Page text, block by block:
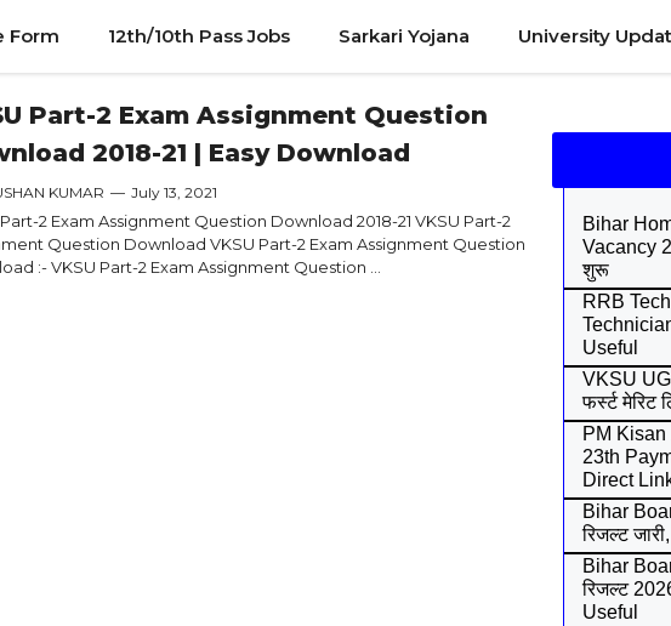
Form 12th/10th Pass Jobs Sarkari Yojana University
Part-2 Exam Assignment Question
2018-21 | Easy Download
KUMAR — July 13, 2021
2 Exam Assignment Question Download 2018-21 VKSU Part-2
Question Download VKSU Part-2 Exam Assignment Question
:- VKSU Part-2 Exam Assignment Question ...
Bihar
Vacancy
शुरू
RRB
Useful
VKSU
फर्स्ट मेरिट
PM
23th
Direct
Bihar
रिजल्ट
Bihar
रिजल्ट
Useful